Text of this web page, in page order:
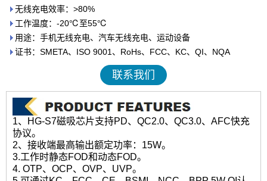
无线充电效率：>80%
工作温度：-20℃至55℃
用途：手机无线充电、汽车无线充电、运动设备
证书：SMETA、ISO 9001、RoHs、FCC、KC、QI、NQA
联系我们
1、HG-S7磁吸芯片支持PD、QC2.0、QC3.0、AFC快充
协议。
2、接收端最高输出额定功率：15W。
3.工作时静态FOD和动态FOD。
4. OTP、OCP、OVP、UVP。